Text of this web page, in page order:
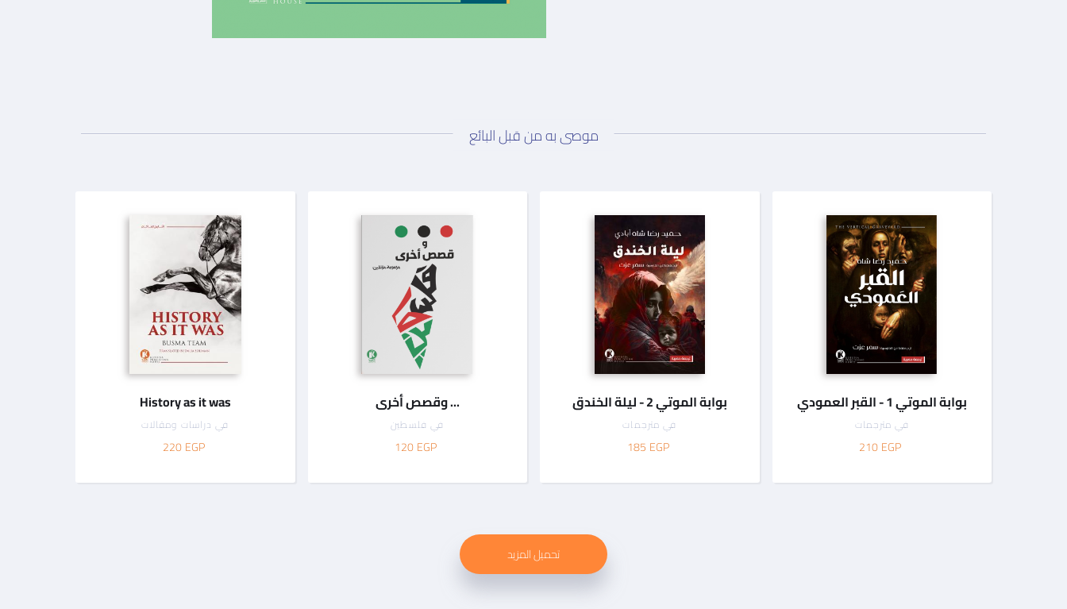
موصى به من قبل البائع
بوابة الموتي 1 - القبر العمودي
في مترجمات
210EGP
بوابة الموتي 2 - ليلة الخندق
في مترجمات
185 EGP
... وقصص أخرى
في فلسطين
120EGP
History as it was
في دراسات ومقالات
220 EGP
تحميل المزيد